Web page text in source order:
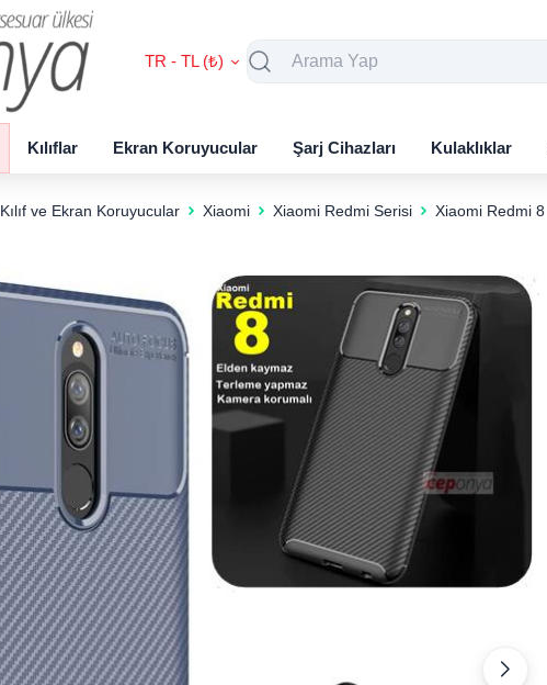
TR - TL (₺)
Kılıflar Ekran Koruyucular Şarj Cihazları Kulaklıklar
Kılıf ve Ekran Koruyucular Xiaomi Xiaomi Redmi Serisi Xiaomi Redmi 8